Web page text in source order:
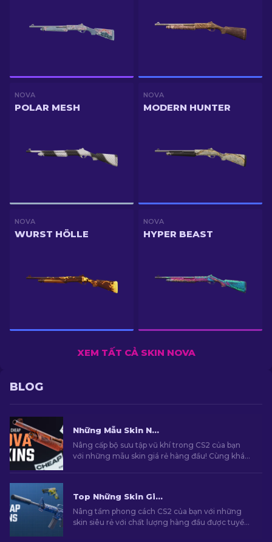
NOVA
POLAR MESH
NOVA
MODERN HUNTER
NOVA
WURST HÖLLE
NOVA
HYPER BEAST
XEM TẤT CẢ SKIN NOVA
BLOG
Những Mẫu Skin Nova Tốt nhất Với Mức Giá Rẻ Trong CS2 [2026]
Nâng cấp bộ sưu tập vũ khí trong CS2 của bạn
với những mẫu skin giá rẻ hàng đầu! Cùng khám
Top Những Skin Giá Rẻ Hàng Đầu Trong CS2 [2026]
Nâng tầm phong cách CS2 của bạn với những
skin siêu rẻ với chất lượng hàng đầu được tuyển